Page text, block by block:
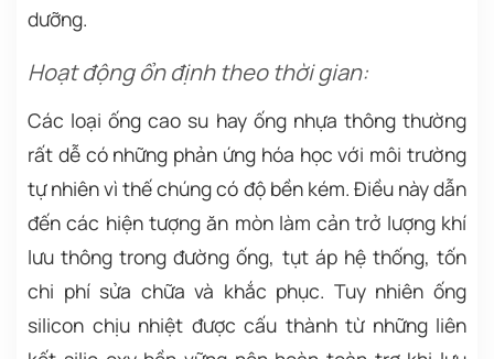
dưỡng.
Hoạt động ổn định theo thời gian:
Các loại ống cao su hay ống nhựa thông thường
rất dễ có những phản ứng hóa học với môi trường
tự nhiên vì thế chúng có độ bền kém. Điều này dẫn
đến các hiện tượng ăn mòn làm cản trở lượng khí
lưu thông trong đường ống, tụt áp hệ thống, tốn
chi phí sửa chữa và khắc phục. Tuy nhiên ống
silicon chịu nhiệt được cấu thành từ những liên